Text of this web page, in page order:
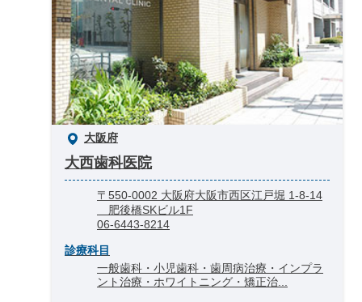
大阪府
大西歯科医院
〒550-0002 大阪府大阪市西区江戸堀 1-8-14
肥後橋SKビル1F
06-6443-8214
診療科目
一般歯科・小児歯科・歯周病治療・インプラ
ント治療・ホワイトニング・矯正治...